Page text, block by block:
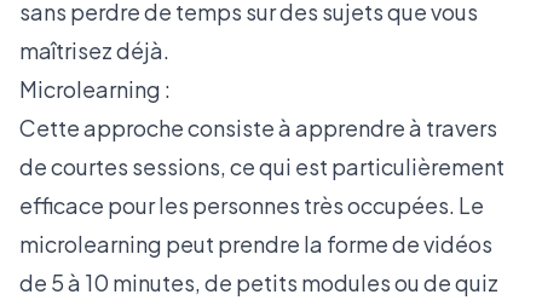
sans perdre de temps sur des sujets que vous
maîtrisez déjà.
Microlearning :
Cette approche consiste à apprendre à travers
de courtes sessions, ce qui est particulièrement
efficace pour les personnes très occupées. Le
microlearning peut prendre la forme de vidéos
de 5 à 10 minutes, de petits modules ou de quiz